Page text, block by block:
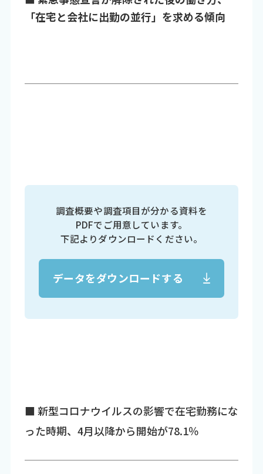
「在宅と会社に出勤の並行」を求める傾向
調査概要や調査項目が分かる資料を
PDFでご用意しています。
下記よりダウンロードください。
データをダウンロードする
■ 新型コロナウイルスの影響で在宅勤務にな
った時期、4月以降から開始が78.1％